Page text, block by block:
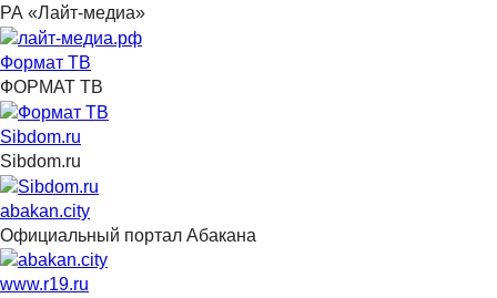
РА «Лайт-медиа»
Формат ТВ
ФОРМАТ ТВ
Sibdom.ru
Sibdom.ru
abakan.city
Официальный портал Абакана
www.r19.ru